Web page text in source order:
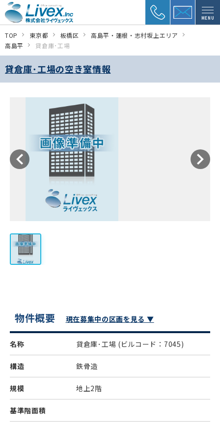
MENU
TOP 東京都 板橋区
高島平・蓮根・志村坂上エリア
高島平
貸倉庫･工場
貸倉庫･工場の空き室情報
物件概要 現在募集中の区画を見る ▼
名称 貸倉庫･工場 (ビルコード：7045)
構造 鉄骨造
規模 地上2階
基準階面積